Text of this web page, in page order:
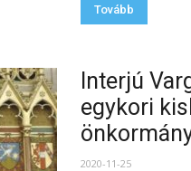
Tovább
Interjú
egykori
2020-11-25